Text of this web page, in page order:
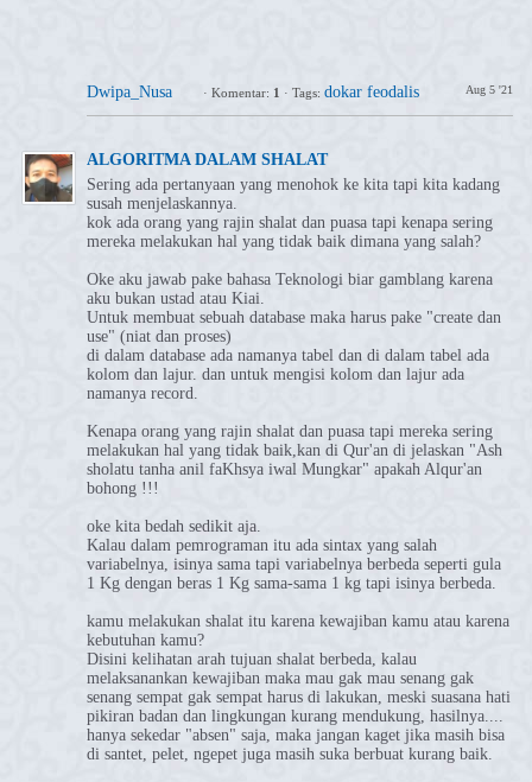
Dwipa_Nusa Aug 5 '21
· Komentar: 1 · Tags: dokar feodalis
⁣ALGORITMA DALAM SHALAT
Sering ada pertanyaan yang menohok ke kita tapi kita kadang
susah menjelaskannya.
kok ada orang yang rajin shalat dan puasa tapi kenapa sering
mereka melakukan hal yang tidak baik dimana yang salah?
Oke aku jawab pake bahasa Teknologi biar gamblang karena
aku bukan ustad atau Kiai.
Untuk membuat sebuah database maka harus pake "create dan
use" (niat dan proses)
di dalam database ada namanya tabel dan di dalam tabel ada
kolom dan lajur. dan untuk mengisi kolom dan lajur ada
namanya record.
Kenapa orang yang rajin shalat dan puasa tapi mereka sering
melakukan hal yang tidak baik,kan di Qur'an di jelaskan "Ash
sholatu tanha anil faKhsya iwal Mungkar" apakah Alqur'an
bohong !!!
oke kita bedah sedikit aja.
Kalau dalam pemrograman itu ada sintax yang salah
variabelnya, isinya sama tapi variabelnya berbeda seperti gula
1 Kg dengan beras 1 Kg sama-sama 1 kg tapi isinya berbeda.
kamu melakukan shalat itu karena kewajiban kamu atau karena
kebutuhan kamu?
Disini kelihatan arah tujuan shalat berbeda, kalau
melaksanankan kewajiban maka mau gak mau senang gak
senang sempat gak sempat harus di lakukan, meski suasana hati
pikiran badan dan lingkungan kurang mendukung, hasilnya....
hanya sekedar "absen" saja, maka jangan kaget jika masih bisa
di santet, pelet, ngepet juga masih suka berbuat kurang baik.